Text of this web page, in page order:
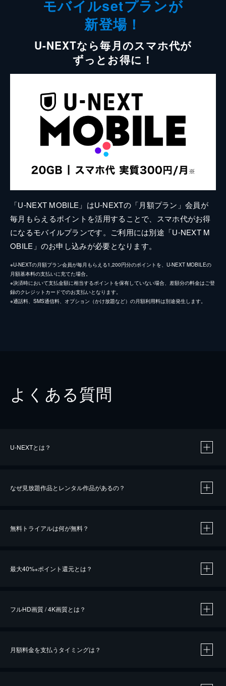
モバイルsetプランが
新登場！
U-NEXTなら毎月のスマホ代が
ずっとお得に！
「U-NEXT MOBILE」はU-NEXTの「月額プラン」会員が
毎月もらえるポイントを活用することで、スマホ代がお得
になるモバイルプランです。ご利用には別途「U-NEXT M
OBILE」のお申し込みが必要となります。
※U-NEXTの月額プラン会員が毎月もらえる1,200円分のポイントを、U-NEXT MOBILEの
月額基本料の支払いに充てた場合。
※決済時において支払金額に相当するポイントを保有していない場合、差額分の料金はご登
録のクレジットカードでのお支払いとなります。
※通話料、SMS通信料、オプション（かけ放題など）の月額利用料は別途発生します。
よくある質問
U-NEXTとは？
なぜ見放題作品とレンタル作品があるの？
無料トライアルは何が無料？
最大40%※ポイント還元とは？
※40％ポイント還元の対象は、クレジットカード決済による作品の購入 / レンタルです。
iOSアプリのUコイン決済による作品の購入 / レンタルは、20％のポイント還元です。
フルHD画質 / 4K画質とは？
月額料金を支払うタイミングは？